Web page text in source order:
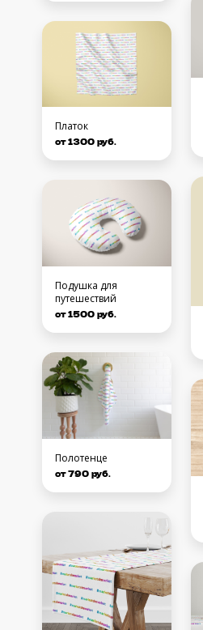
Платок
от 1300 руб.
Подушка для
путешествий
от 1500 руб.
Полотенце
от 790 руб.